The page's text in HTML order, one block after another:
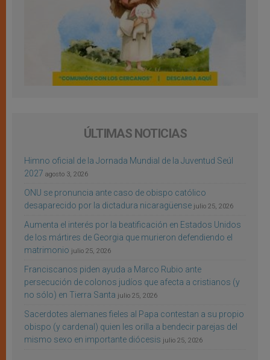
ÚLTIMAS NOTICIAS
Himno oficial de la Jornada Mundial de la Juventud Seúl
2027 agosto 3, 2026
ONU se pronuncia ante caso de obispo católico
desaparecido por la dictadura nicaragüense julio 25, 2026
Aumenta el interés por la beatificación en Estados Unidos
de los mártires de Georgia que murieron defendiendo el
matrimonio julio 25, 2026
Franciscanos piden ayuda a Marco Rubio ante
persecución de colonos judíos que afecta a cristianos (y
no sólo) en Tierra Santa julio 25, 2026
Sacerdotes alemanes fieles al Papa contestan a su propio
obispo (y cardenal) quien les orilla a bendecir parejas del
mismo sexo en importante diócesis julio 25, 2026